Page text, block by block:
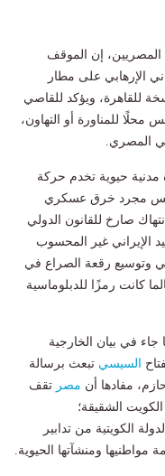
إن الموقف
الإرهابي على مطار
للقاهرة، ويؤكد للقاصي
محلًا للمناورة أو التهاون،
المصري.
حيوية تخدم حركة
ليس مجرد خرق عسكري
صارخ للقانون الدولي
الإيراني غير المحسوب
وتوسيع رقعة الصراع في
كانت رمزًا للدبلوماسية
في بيان الخارجية
السيسي تبعث برسالة
مفادها أن مصر تقف
الشقيقة؛
الكويتية من تدابير
ومنشآتها الحيوية.